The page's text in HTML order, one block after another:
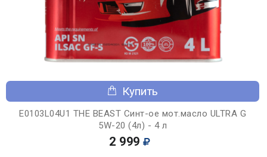
Купить
E0103L04U1 THE BEAST Синт-ое мот.масло ULTRA G
5W-20 (4л) - 4 л
2 999